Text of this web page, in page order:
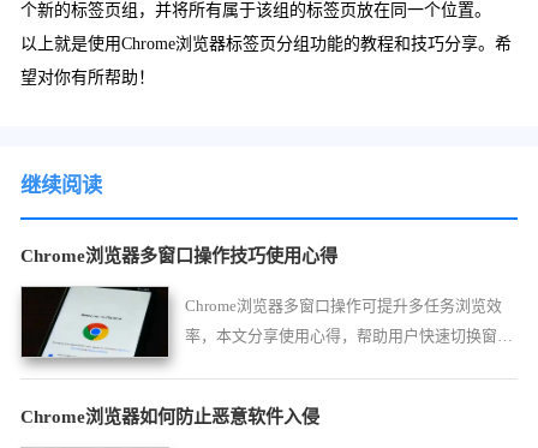
个新的标签页组，并将所有属于该组的标签页放在同一个位置。
以上就是使用Chrome浏览器标签页分组功能的教程和技巧分享。希
望对你有所帮助！
继续阅读
Chrome浏览器多窗口操作技巧使用心得
Chrome浏览器多窗口操作可提升多任务浏览效
率，本文分享使用心得，帮助用户快速切换窗
Chrome浏览器如何防止恶意软件入侵